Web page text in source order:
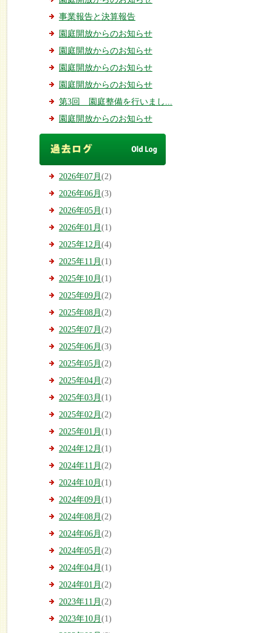
事業報告と決算報告
園庭開放からのお知らせ
園庭開放からのお知らせ
園庭開放からのお知らせ
園庭開放からのお知らせ
第3回 園庭整備を行いまし...
園庭開放からのお知らせ
2026年07月 (2)
2026年06月 (3)
2026年05月 (1)
2026年01月 (1)
2025年12月 (4)
2025年11月 (1)
2025年10月 (1)
2025年09月 (2)
2025年08月 (2)
2025年07月 (2)
2025年06月 (3)
2025年05月 (2)
2025年04月 (2)
2025年03月 (1)
2025年02月 (2)
2025年01月 (1)
2024年12月 (1)
2024年11月 (2)
2024年10月 (1)
2024年09月 (1)
2024年08月 (2)
2024年06月 (2)
2024年05月 (2)
2024年04月 (1)
2024年01月 (2)
2023年11月 (2)
2023年10月 (1)